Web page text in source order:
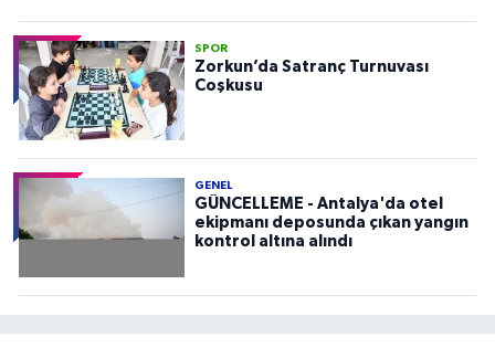
SPOR
Zorkun’da Satranç Turnuvası
Coşkusu
GENEL
GÜNCELLEME - Antalya'da otel
ekipmanı deposunda çıkan yangın
kontrol altına alındı